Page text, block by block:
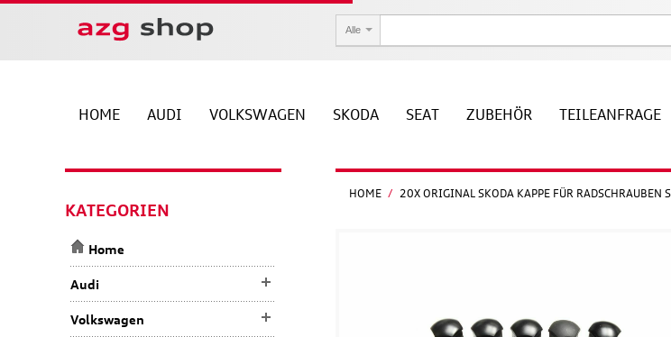
Alle
HOME AUDI VOLKSWAGEN SKODA SEAT ZUBEHÖR TEILEANFRAGE
HOME / 20X ORIGINAL SKODA KAPPE FÜR RADSCHRAUBEN
KATEGORIEN
Home
Audi
Volkswagen